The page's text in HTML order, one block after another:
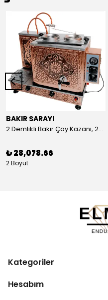
BAKIR SARAYI
2 Demlikli Bakır Çay Kazanı, 25 Litre
₺ 28,078.66
2 Boyut
Kategoriler
Hesabım